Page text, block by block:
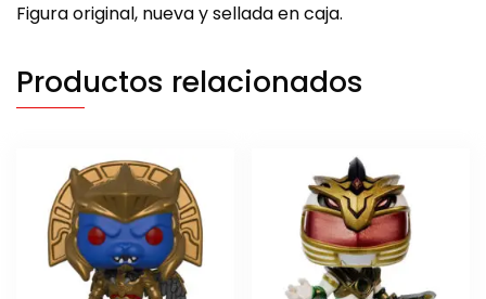
Figura original, nueva y sellada en caja.
Productos relacionados